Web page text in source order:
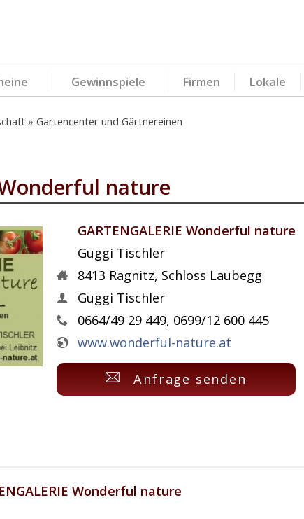
Gewinnspiele Firmen Lokale
Gartencenter und Gärtnereinen
Wonderful nature
GARTENGALERIE Wonderful nature
Guggi Tischler
8413 Ragnitz, Schloss Laubegg
Guggi Tischler
0664/49 29 449, 0699/12 600 445
www.wonderful-nature.at
Anfrage senden
Wonderful nature